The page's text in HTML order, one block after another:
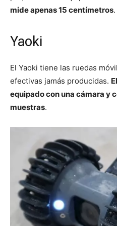
mide apenas 15 centímetros.
Yaoki
El Yaoki tiene las ruedas
efectivas jamás producidas.
equipado con una cámara y
muestras.